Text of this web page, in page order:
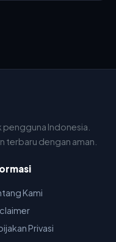
Indonesia.
terbaru dengan aman.
Kami
Privasi